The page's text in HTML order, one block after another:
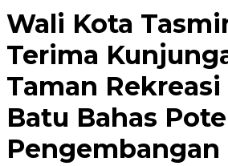
Wali Kota
Terima
Taman Rekreasi
Batu Bahas
Pengembangan